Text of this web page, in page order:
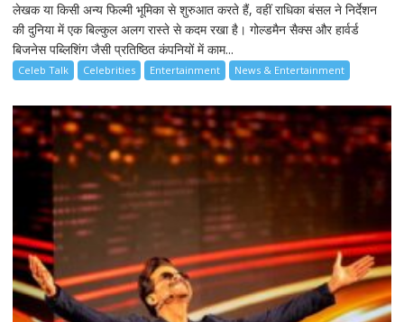
लेखक या किसी अन्य फिल्मी भूमिका से शुरुआत करते हैं, वहीं राधिका बंसल ने निर्देशन
की दुनिया में एक बिल्कुल अलग रास्ते से कदम रखा है। गोल्डमैन सैक्स और हार्वर्ड
बिजनेस पब्लिशिंग जैसी प्रतिष्ठित कंपनियों में काम...
Celeb Talk Celebrities Entertainment News & Entertainment